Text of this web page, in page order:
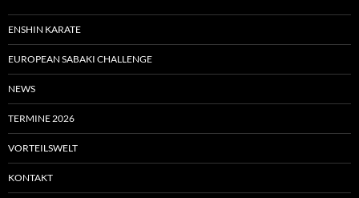
ENSHIN KARATE
EUROPEAN SABAKI CHALLENGE
NEWS
TERMINE 2026
VORTEILSWELT
KONTAKT